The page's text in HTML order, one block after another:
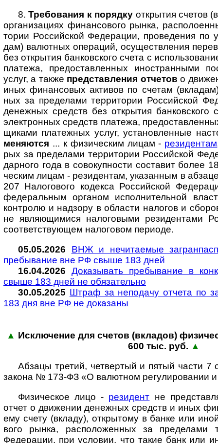
8.Требования к порядку открытия счетов
орга­ни­за­циях финан­со­вого рынка,
то­рии Рос­сий­ской Феде­ра­ции, про­ве­де­ния по
дам) валют­ных опе­ра­ций, осу­щест­вле­ния
без откры­тия бан­ков­ского счета с
пла­тежа, предо­став­лен­ных ино­ст­ран­ными
услуг, а также пред­став­ле­ния отче­тов о
иных финан­со­вых акти­вов по сче­там
ных за пре­де­лами тер­ри­то­рии Рос­сий­ской
денеж­ных средств без откры­тия бан­ков­ского
эле­кт­рон­ных средств пла­тежа,
щи­ками пла­теж­ных услуг, уста­нов­лен­ные
ме­ня­ются ... к физи­чес­ким лицам - рези­ден­там
рых за пре­де­лами тер­ри­то­рии Рос­сий­ской
дар­ного года в сово­куп­но­сти соста­вит более
чес­ким лицам - рези­ден­там, ука­зан­ным в
207 Нало­го­вого коде­кса Рос­сий­ской
феде­раль­ным орга­ном испол­ни­тель­ной
конт­ролю и над­зору в обла­сти нало­гов и
не явля­ю­щи­мися нало­го­выми рези­ден­тами
соот­вет­ст­ву­ю­щем нало­го­вом периоде.
05.05.2026
ВНЖ и не­чи­та­е­мые
пре­бы­ва­ние вне РФ свы­ше 183 дней
16.04.2026
Доказывать пребывание в
свыше 183 дней не обя­за­тельно
30.05.2025 Штраф за неподачу отчета по
183 дня вне РФ не до­ка­заны
▲ Исключение для счетов (вкладов)
600 тыс. руб. ▲
Абзацы третий, четвертый и пятый части 7
закона № 173-ФЗ «О валют­ном регу­ли­ро­ва­нии
Физическое лицо - резидент не
отчет о дви­же­нии денежных средств и иных
ему счету (вкладу), откры­тому в банке или
вого рынка, рас­по­ло­жен­ных за пре­де­лами
Феде­ра­ции, при усло­вии, что такие банк или